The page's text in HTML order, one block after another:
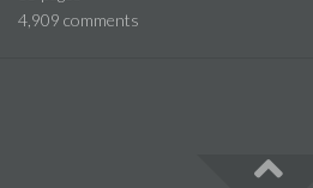
4,909 comments